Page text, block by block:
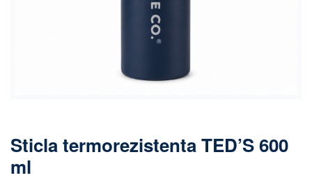
Sticla termorezistenta TED’S 600
ml